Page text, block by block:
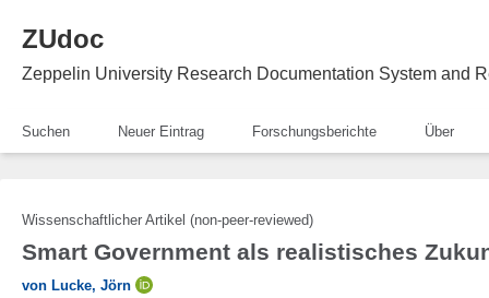
ZUdoc
Zeppelin University Research Documentation System and
Suchen Neuer Eintrag Forschungsberichte Über
Wissenschaftlicher Artikel (non-peer-reviewed)
Smart Government als realistisches
von Lucke, Jörn